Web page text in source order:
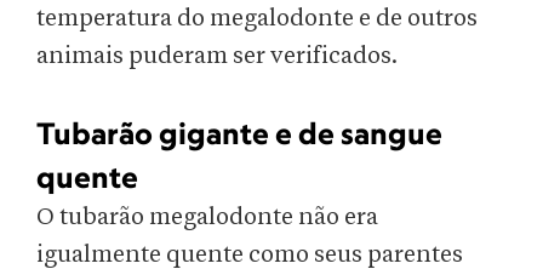
temperatura do megalodonte e de outros
animais puderam ser verificados.
Tubarão gigante e de sangue
quente
O tubarão megalodonte não era
igualmente quente como seus parentes